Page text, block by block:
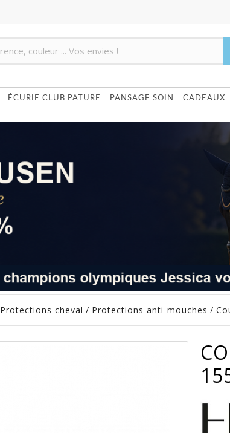
ÉCURIE CLUB PATURE PANSAGE SOIN CADEAUX
Protections cheval / Protections anti-mouches /